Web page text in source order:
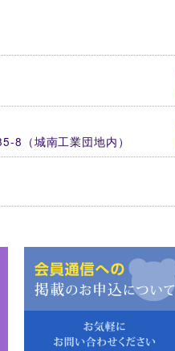
8（城南工業団地内）